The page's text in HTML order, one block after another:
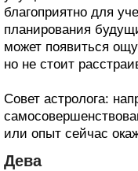
благоприятно для
планирования
может появиться
но не стоит
Совет астролога:
или опыт сейчас
Дева